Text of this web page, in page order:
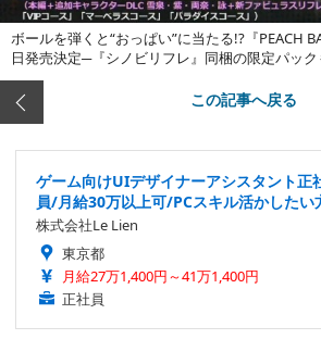
ボールを弾くと“おっぱい”に当たる!?『PEACH
日発売決定─『シノビリフレ』同梱の限定パック
この記事へ戻る
ゲーム向けUIデザイナーアシスタント正
員/月給30万以上可/PCスキル活かしたい
株式会社Le Lien
東京都
月給27万1,400円～41万1,400円
正社員